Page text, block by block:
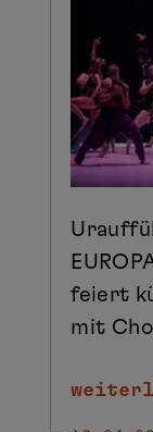
feiert
mit